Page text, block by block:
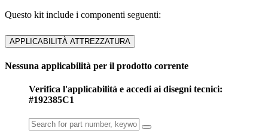
Questo kit include i componenti seguenti:
APPLICABILITÀ ATTREZZATURA
Nessuna applicabilità per il prodotto corrente
Verifica l'applicabilità e accedi ai disegni tecnici:
#192385C1